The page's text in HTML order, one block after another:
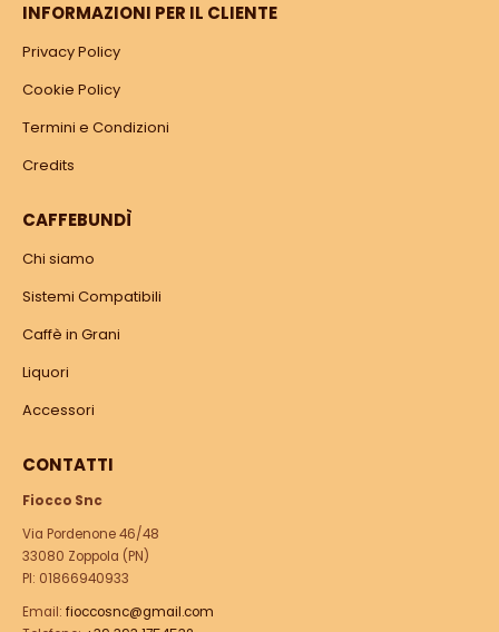
INFORMAZIONI PER IL CLIENTE
Privacy Policy
Cookie Policy
Termini e Condizioni
Credits
CAFFEBUNDÌ
Chi siamo
Sistemi Compatibili
Caffè in Grani
Liquori
Accessori
CONTATTI
Fiocco Snc
Via Pordenone 46/48
33080 Zoppola (PN)
PI: 01866940933
Email: fioccosnc@gmail.com